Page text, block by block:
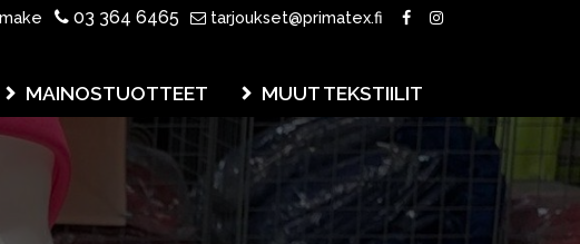
03 364 6465 tarjoukset@primatex.fi
MAINOSTUOTTEET MUUT TEKSTIILIT